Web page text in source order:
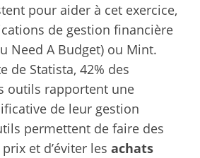
pour aider à cet exercice,
de gestion financière
Need A Budget) ou Mint.
de Statista, 42% des
outils rapportent une
de leur gestion
permettent de faire des
et d’éviter les achats